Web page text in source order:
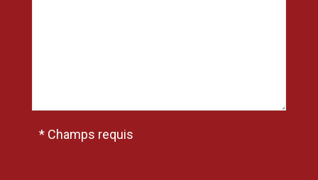
* Champs requis